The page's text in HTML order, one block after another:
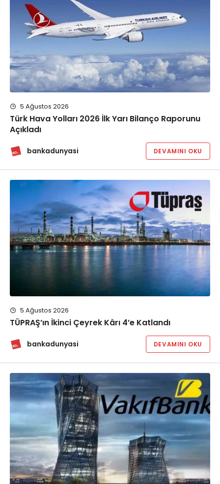
5 Ağustos 2026
Türk Hava Yolları 2026 İlk Yarı Bilanço Raporunu
Açıkladı
bankadunyasi DEVAMINI OKU
5 Ağustos 2026
TÜPRAŞ’ın İkinci Çeyrek Kârı 4’e Katlandı
bankadunyasi DEVAMINI OKU